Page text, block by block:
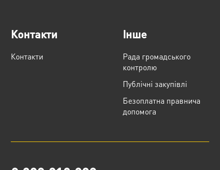
Контакти
Контакти
Інше
Рада громадського
контролю
Публічні закупівлі
Безоплатна правнича
допомога